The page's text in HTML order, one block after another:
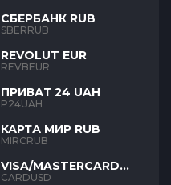
СБЕРБАНК RUB
SBERRUB
REVOLUT EUR
REVBEUR
ПРИВАТ 24 UAH
P24UAH
КАРТА МИР RUB
MIRCRUB
VISA/MASTERCARD
USD
CARDUSD